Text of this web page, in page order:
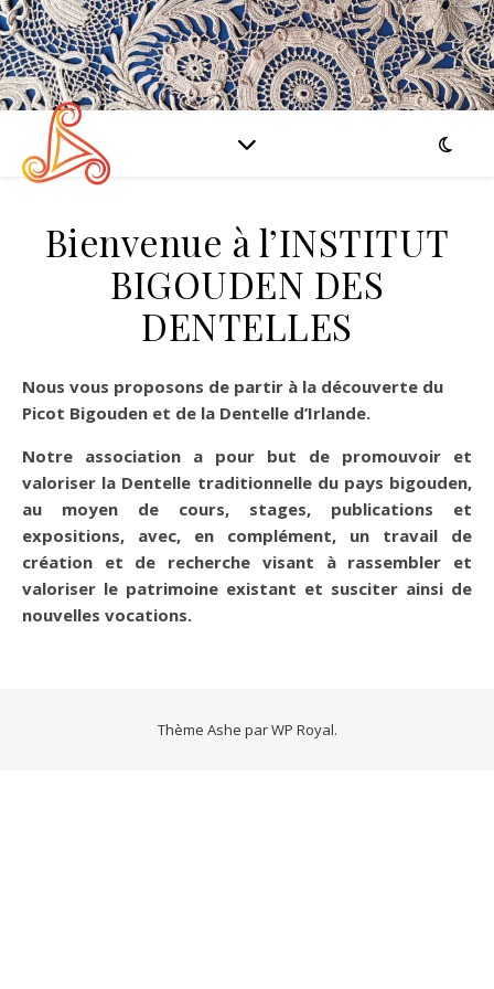
Bienvenue à l’INSTITUT
BIGOUDEN DES
DENTELLES
Nous vous proposons de partir à la découverte du
Picot Bigouden et de la Dentelle d’Irlande.
Notre association a pour but de promouvoir et
valoriser la Dentelle traditionnelle du pays bigouden,
au moyen de cours, stages, publications et
expositions, avec, en complément, un travail de
création et de recherche visant à rassembler et
valoriser le patrimoine existant et susciter ainsi de
nouvelles vocations.
Thème Ashe parWP Royal.